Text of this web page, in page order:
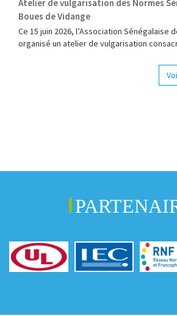
Atelier de vulgarisation des Normes
Boues de Vidange
Ce 15 juin 2026, l’Association Sénégalaise
organisé un atelier de vulgarisation